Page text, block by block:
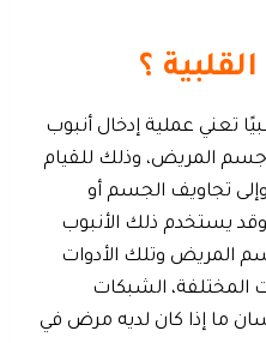
؟
تعني عملية إدخال أنبوب
المريض، وذلك للقيام
تجاويف الجسم أو
وقد يستخدم ذلك الأنبوب
المريض وتلك الأدوات
المختلفة، الشبكات
ما إذا كان لديه مرض في